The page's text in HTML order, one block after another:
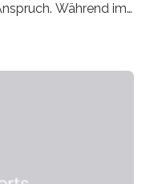
Während im